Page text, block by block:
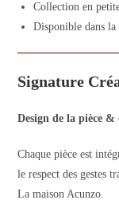
Collection en
Disponible dans
Signature
Design de la pièce
Chaque pièce est
le respect des gestes
La maison Acunzo.